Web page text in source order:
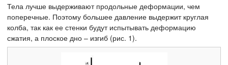
Тела лучше выдерживают продольные деформации, чем
поперечные. Поэтому большее давление выдержит круглая
колба, так как ее стенки будут испытывать деформацию
сжатия, а плоское дно – изгиб (рис. 1).